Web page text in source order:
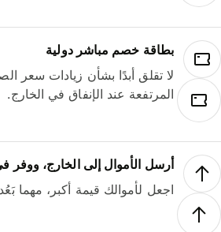
بطاقة خصم مباشر دولية
لا تقلق أبدًا بشأن زيادات سعر
المرتفعة عند الإنفاق في الخارج.
أرسل الأموال إلى الخارج، ووفر في
اجعل لأموالك قيمة أكبر، مهما